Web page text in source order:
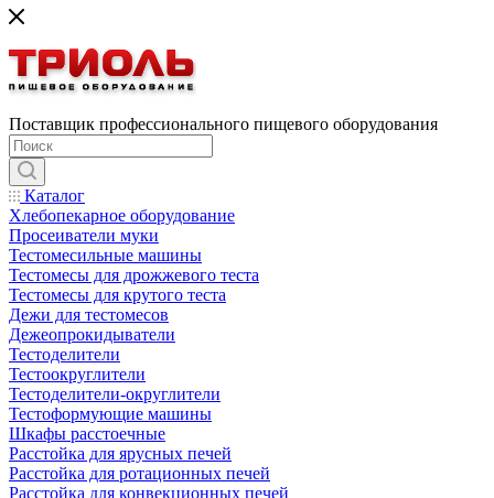
Поставщик профессионального пищевого оборудования
Каталог
Хлебопекарное оборудование
Просеиватели муки
Тестомесильные машины
Тестомесы для дрожжевого теста
Тестомесы для крутого теста
Дежи для тестомесов
Дежеопрокидыватели
Тестоделители
Тестоокруглители
Тестоделители-округлители
Тестоформующие машины
Шкафы расстоечные
Расстойка для ярусных печей
Расстойка для ротационных печей
Расстойка для конвекционных печей